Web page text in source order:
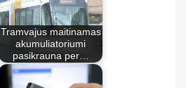
Tramvajus maitinamas
akumuliatoriumi
pasikrauna per…